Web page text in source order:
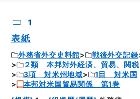
1
表紙
外務省外交史料館 戦後外交記録
２類 本邦対外経済、貿易、関税
3項 対米州地域
1目 対米国
本邦対米国貿易関係 第1巻